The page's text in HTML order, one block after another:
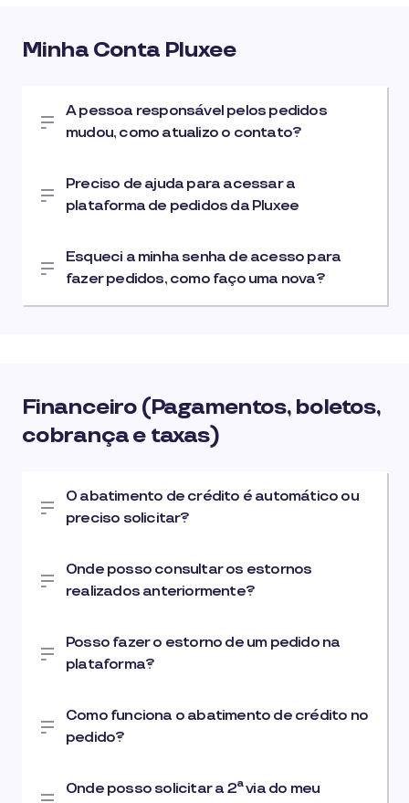
Minha Conta Pluxee
A pessoa responsável pelos pedidos
mudou, como atualizo o contato?
Preciso de ajuda para acessar a
plataforma de pedidos da Pluxee
Esqueci a minha senha de acesso para
fazer pedidos, como faço uma nova?
Financeiro (Pagamentos, boletos,
cobrança e taxas)
O abatimento de crédito é automático ou
preciso solicitar?
Onde posso consultar os estornos
realizados anteriormente?
Posso fazer o estorno de um pedido na
plataforma?
Como funciona o abatimento de crédito no
pedido?
Onde posso solicitar a 2ª via do meu